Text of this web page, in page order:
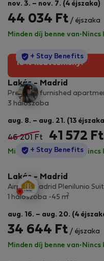
nov. 3. – nov. 7. (4 éjszaka)
44 034 Ft / éjszaka
Minden díj benne van· Nincs
10% kedvezmény!
StayProtection
+ Stay Benefits
Lakás - Madrid
Premium furnished
3 hálószoba
aug. 8. – aug. 21. (13
46 201 Ft 41 572 Ft
Minden díj benne van·Nincs
StayProtection
+ Stay Benefits
Lakás - Madrid
Airport Madrid Plenilunio
1 hálószoba
45 m2
aug. 16. – aug. 20. (4
34 644 Ft / éjszaka
Minden díj benne van· Nincs